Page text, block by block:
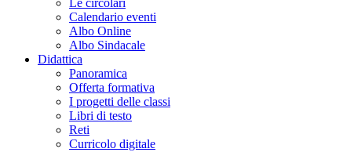
Le circolari
Calendario eventi
Albo Online
Albo Sindacale
Didattica
Panoramica
Offerta formativa
I progetti delle classi
Libri di testo
Reti
Curricolo digitale